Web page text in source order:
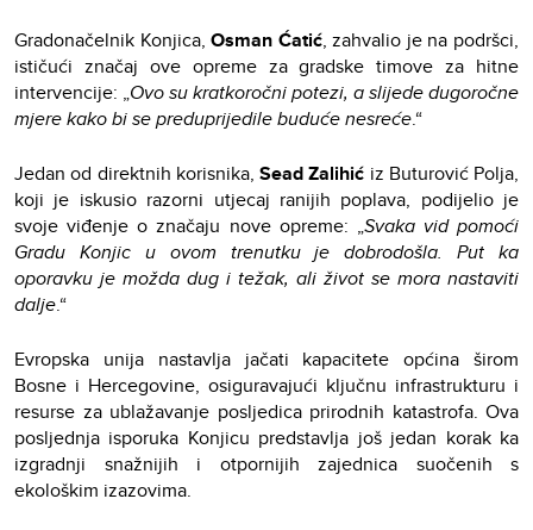
Gradonačelnik Konjica,Osman Ćatić, zahvalio je na podršci,
ističući značaj ove opreme za gradske timove za hitne
intervencije: „Ovo su kratkoročni potezi, a slijede dugoročne
mjere kako bi se preduprijedile buduće nesreće.“
Jedan od direktnih korisnika, Sead Zalihić iz Buturović Polja,
koji je iskusio razorni utjecaj ranijih poplava, podijelio je
svoje viđenje o značaju nove opreme: „Svaka vid pomoći
Gradu Konjic u ovom trenutku je dobrodošla. Put ka
oporavku je možda dug i težak, ali život se mora nastaviti
dalje.“
Evropska unija nastavlja jačati kapacitete općina širom
Bosne i Hercegovine, osiguravajući ključnu infrastrukturu i
resurse za ublažavanje posljedica prirodnih katastrofa. Ova
posljednja isporuka Konjicu predstavlja još jedan korak ka
izgradnji snažnijih i otpornijih zajednica suočenih s
ekološkim izazovima.